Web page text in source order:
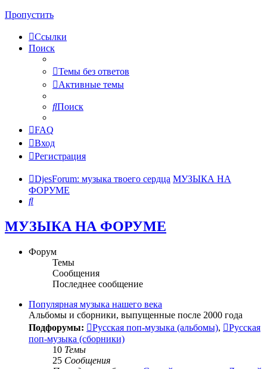
Пропустить
Ссылки
Поиск
Темы без ответов
Активные темы
Поиск
FAQ
Вход
Регистрация
DjesForum: музыка твоего сердца МУЗЫКА НА
ФОРУМЕ
Поиск
МУЗЫКА НА ФОРУМЕ
Форум
Темы
Сообщения
Последнее сообщение
Популярная музыка нашего века
Альбомы и сборники, выпущенные после 2000 года
Подфорумы:
Русская поп-музыка (альбомы),
Русская
поп-музыка (сборники)
10 Темы
25 Сообщения